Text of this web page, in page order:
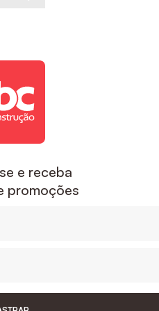
e receba
promoções